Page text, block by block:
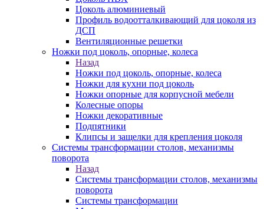
Цоколь алюминиевый
Профиль водоотталкивающий для цоколя из
ДСП
Вентиляционные решетки
Ножки под цоколь, опорные, колеса
Назад
Ножки под цоколь, опорные, колеса
Ножки для кухни под цоколь
Ножки опорные для корпусной мебели
Колесные опоры
Ножки декоративные
Подпятники
Клипсы и защелки для крепления цоколя
Системы трансформации столов, механизмы
поворота
Назад
Системы трансформации столов, механизмы
поворота
Системы трансформации